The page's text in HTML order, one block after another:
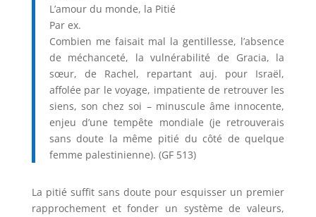
L’amour du monde, la Pitié
Par ex.
Combien me faisait mal la gentillesse, l’absence
de méchanceté, la vulnérabilité de Gracia, la
sœur, de Rachel, repartant auj. pour Israël,
affolée par le voyage, impatiente de retrouver les
siens, son chez soi – minuscule âme innocente,
enjeu d’une tempête mondiale (je retrouverais
sans doute la même pitié du côté de quelque
femme palestinienne). (GF 513)
La pitié suffit sans doute pour esquisser un premier
rapprochement et fonder un système de valeurs,